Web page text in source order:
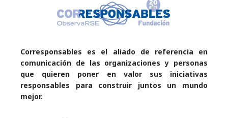
Corresponsables es el aliado de referencia en
comunicación de las organizaciones y personas
que quieren poner en valor sus iniciativas
responsables para construir juntos un mundo
mejor.